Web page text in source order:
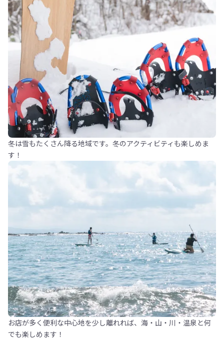
冬は雪もたくさん降る地域です。冬のアクティビティも楽しめま
す！
お店が多く便利な中心地を少し離れれば、海・山・川・温泉と何
でも楽しめます！